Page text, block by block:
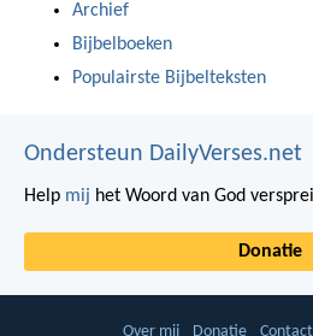
Archief
Bijbelboeken
Populairste Bijbelteksten
Ondersteun DailyVerses.net
Help mij het Woord van God
Donatie